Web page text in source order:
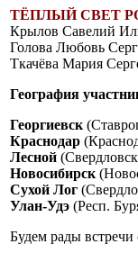
ТЁПЛЫЙ СВЕТ
Крылов Савелий
Голова Любовь
Ткачёва Мария
География
Георгиевск
Краснодар
Лесной
Новосибирск
Сухой Лог
Улан-Удэ (Респ.
Будем рады